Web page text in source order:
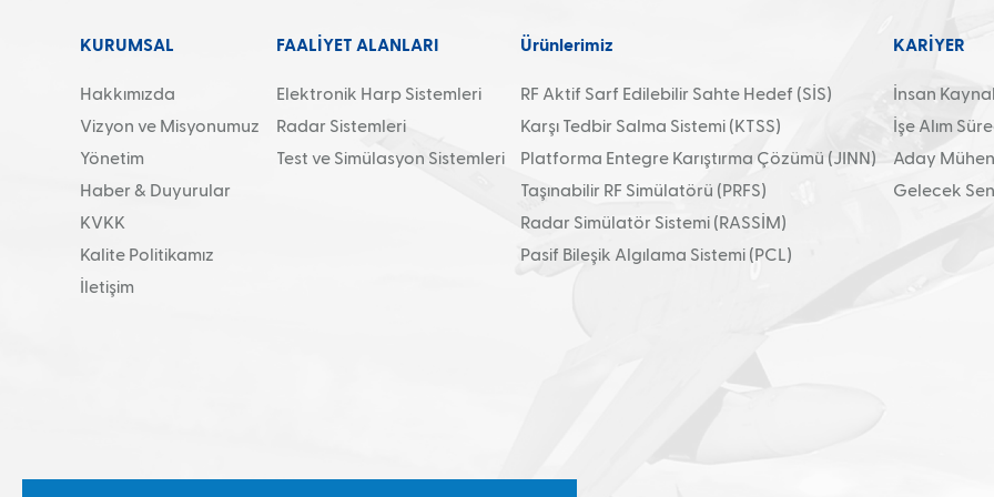
KURUMSAL
Hakkımızda
Vizyon ve Misyonumuz
Yönetim
Haber & Duyurular
KVKK
Kalite Politikamız
İletişim
FAALİYET ALANLARI
Elektronik Harp Sistemleri
Radar Sistemleri
Test ve Simülasyon Sistemleri
Ürünlerimiz
RF Aktif Sarf Edilebilir Sahte Hedef (SİS)
Karşı Tedbir Salma Sistemi (KTSS)
Platforma Entegre Karıştırma Çözümü (JINN)
Taşınabilir RF Simülatörü (PRFS)
Radar Simülatör Sistemi (RASSİM)
Pasif Bileşik Algılama Sistemi (PCL)
KARİYER
İnsan
İşe Alım
Aday
Gelecek